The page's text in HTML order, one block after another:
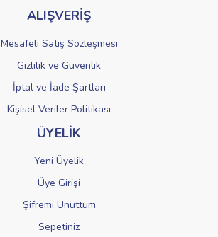
ALIŞVERİŞ
Mesafeli Satış Sözleşmesi
Gizlilik ve Güvenlik
İptal ve İade Şartları
Kişisel Veriler Politikası
ÜYELİK
Yeni Üyelik
Üye Girişi
Şifremi Unuttum
Sepetiniz